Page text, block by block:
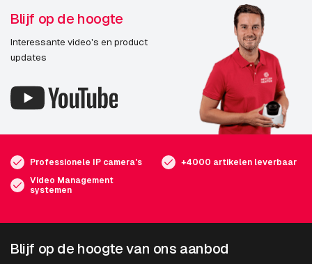
Blijf op de hoogte
Interessante video's en product
updates
Professionele IP camera's
+4000 artikelen leverbaar
Video Management
systemen
Blijf op de hoogte van ons aanbod